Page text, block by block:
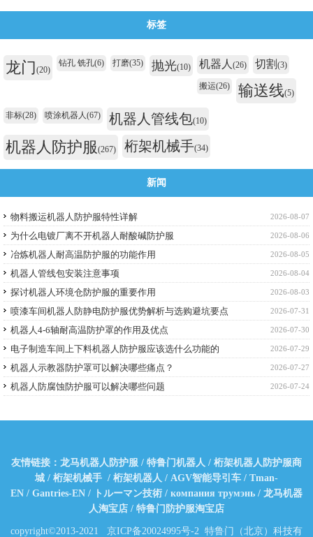
标签
龙门(20)
钻孔 铣孔(6) 打磨(35) 抛光(10) 机器人 (26) 切割 (3)
搬运(26) 输送线(5)
非标(28) 喷涂机器人(67) 机器人管线包(10)
机器人防护服(267) 桁架机械手(34)
新闻
2026-08-07
物料搬运机器人防护服特性详解
2026-08-06
为什么电镀厂离不开机器人耐酸碱防护服
2026-08-05
冶炼机器人耐高温防护服的功能作用
2026-08-04
机器人管线包安装注意事项
2026-08-03
探讨机器人环境仓防护服的重要作用
2026-07-31
喷漆车间机器人防静电防护服优势解析与选购避坑要点
2026-07-30
机器人4-6轴耐高温防护罩的作用及优点
2026-07-29
电子制造车间上下料机器人防护服应该选什么功能的
2026-07-27
机器人示教器防护罩可以解决哪些痛点？
2026-07-24
机器人防腐蚀防护服可以解决哪些问题
友情链接： 龙马机器人防护服 / 特鲁门机器人 / 桁架机器人防护服商
城 / 桁架机械手 / 桁架机器人 / AGV智能导引车 / Tman-
EN / Gantries-EN / トルーマン技術 / компания трумэнь / 龙马机器
人淘宝店 / 特鲁门防护服淘宝店
copyright©2013-2021 京ICP备20024995号-2 特鲁门（北京）科技有